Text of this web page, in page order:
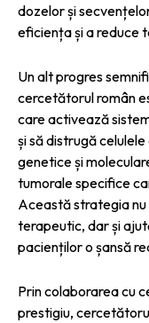
dozelor și
eficiența și a reduce
Un alt progres
cercetătorul român
care activează
și să distrugă
genetice și
tumorale specifice
Această strategia
terapeutic, dar și
pacienților o șansă
Prin colaborarea cu
prestigiu,